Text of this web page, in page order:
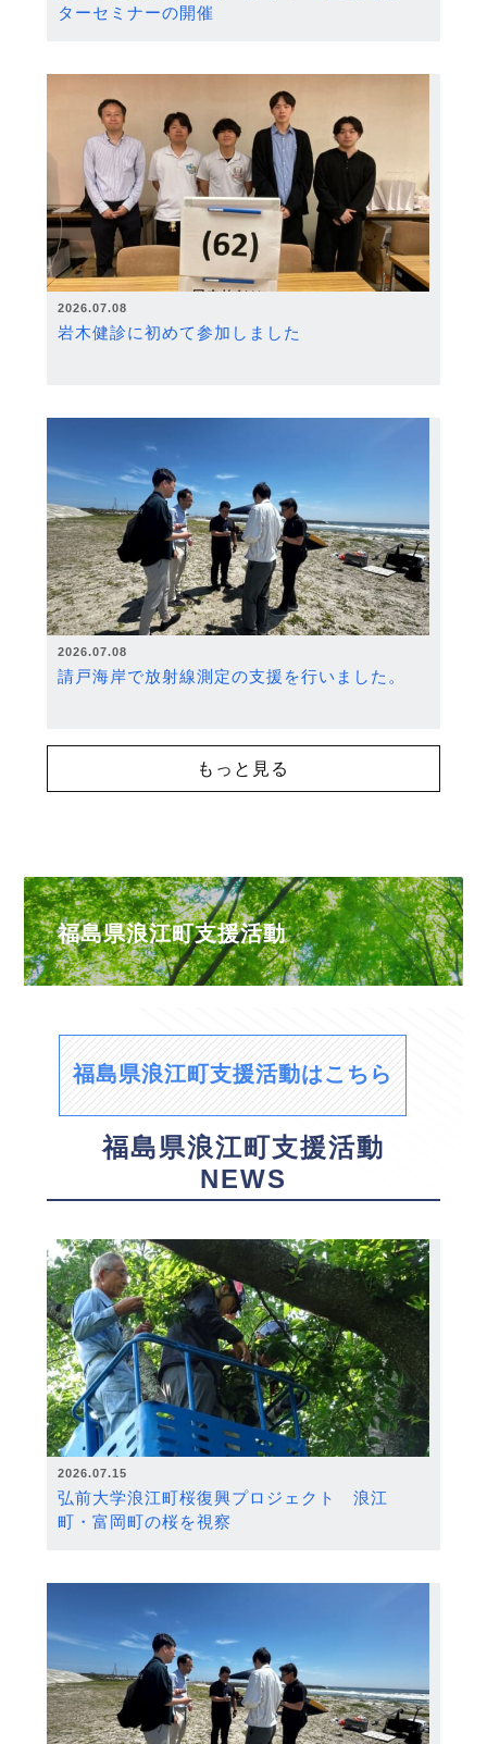
ターセミナーの開催
2026.07.08
岩木健診に初めて参加しました
2026.07.08
請戸海岸で放射線測定の支援を行いました。
もっと見る
福島県浪江町支援活動
福島県浪江町支援活動はこちら
福島県浪江町支援活動
NEWS
2026.07.15
弘前大学浪江町桜復興プロジェクト 浪江
町・富岡町の桜を視察